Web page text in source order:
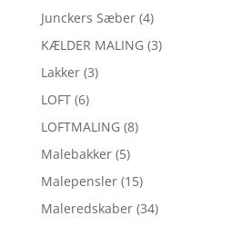
Junckers Sæber (4)
KÆLDER MALING (3)
Lakker (3)
LOFT (6)
LOFTMALING (8)
Malebakker (5)
Malepensler (15)
Maleredskaber (34)